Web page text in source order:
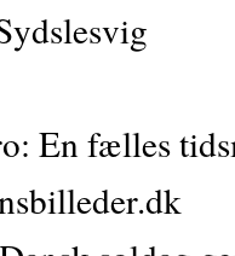
En fælles